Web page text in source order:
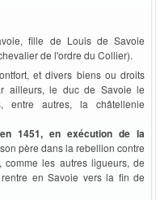
fille de Louis de Savoie
de l'ordre du Collier).
et divers biens ou droits
ailleurs, le duc de Savoie le
entre autres, la châtellenie
1451, en exécution de la
père dans la rebellion contre
les autres ligueurs, de
en Savoie vers la fin de